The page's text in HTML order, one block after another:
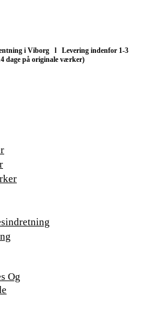
i Viborg l Levering indenfor 1-3
dage på originale værker)
Og